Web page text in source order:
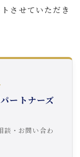
させていただき
ートナーズ
談・お問い合わ